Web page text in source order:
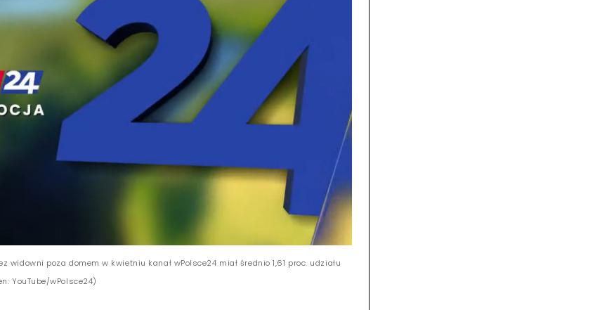
widowni poza domem w kwietniu kanał wPolsce24 miał średnio 1,61 proc. udziału
YouTube/wPolsce24)